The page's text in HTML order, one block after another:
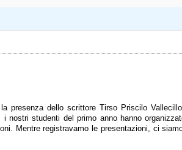
presenza dello scrittore Tirso Priscilo
i nostri studenti del primo anno hanno
Mentre registravamo le presentazioni, ci